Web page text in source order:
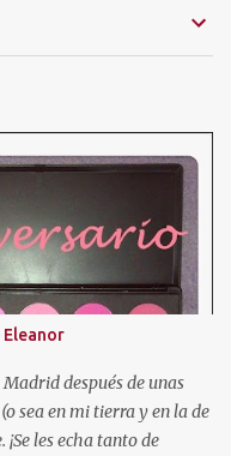
Eleanor
después de unas
sea en mi tierra y en la de
les echa tanto de